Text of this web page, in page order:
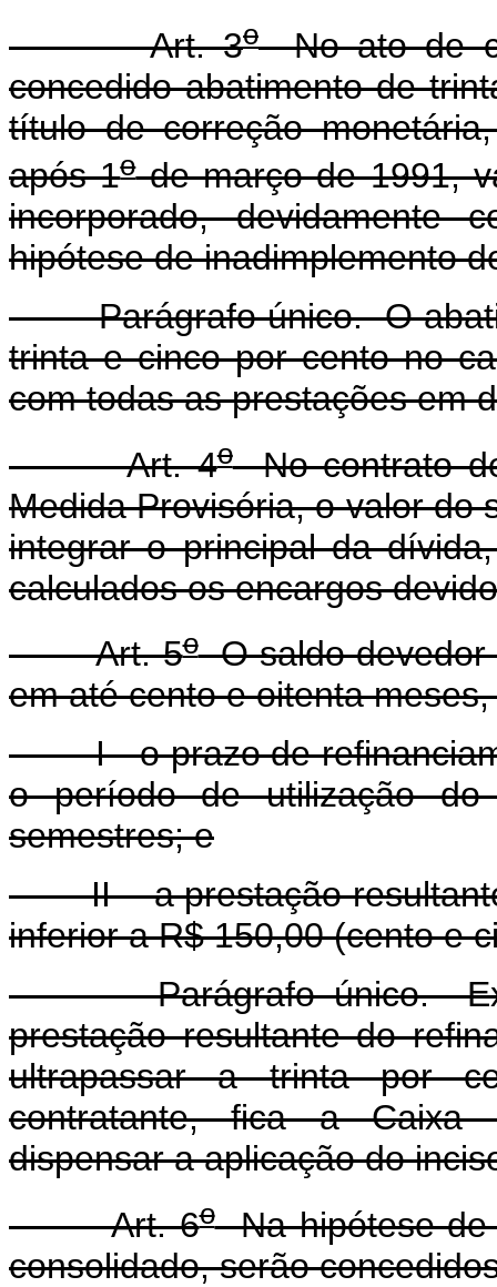
Art. 3oNo ato de
concedido abatimento de
título de correção
após 1ode março de 1991,
incorporado, devidamente
hipótese de inadimplemento
Parágrafo único. O
trinta e cinco por cento no
com todas as prestações em
Art. 4oNo contrato
Medida Provisória, o valor do
integrar o principal da
calculados os encargos
Art. 5oO saldo devedor
em até cento e oitenta
I - o prazo de
o período de utilização do
semestres; e
II - a prestação resultante
inferior a R$ 150,00 (cento e
Parágrafo único.
prestação resultante do
ultrapassar a trinta por
contratante, fica a Caixa
dispensar a aplicação do
Art. 6oNa hipótese de
consolidado, serão